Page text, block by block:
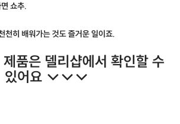
쇼추.
천히 배워가는 것도 즐거운 일이죠.
은 델리샵에서 확인할 수
있어요 ↓↓↓